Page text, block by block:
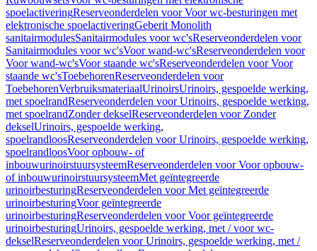
spoelactiveringReserveonderdelen voor Voor wc-besturingen met
elektronische spoelactiveringGeberit Monolith
sanitairmodulesSanitairmodules voor wc'sReserveonderdelen voor
Sanitairmodules voor wc'sVoor wand-wc'sReserveonderdelen voor
Voor wand-wc'sVoor staande wc'sReserveonderdelen voor Voor
staande wc'sToebehorenReserveonderdelen voor
ToebehorenVerbruiksmateriaalUrinoirsUrinoirs, gespoelde werking,
met spoelrandReserveonderdelen voor Urinoirs, gespoelde werking,
met spoelrandZonder dekselReserveonderdelen voor Zonder
dekselUrinoirs, gespoelde werking,
spoelrandloosReserveonderdelen voor Urinoirs, gespoelde werking,
spoelrandloosVoor opbouw- of
inbouwurinoirstuursysteemReserveonderdelen voor Voor opbouw-
of inbouwurinoirstuursysteemMet geïntegreerde
urinoirbesturingReserveonderdelen voor Met geïntegreerde
urinoirbesturingVoor geïntegreerde
urinoirbesturingReserveonderdelen voor Voor geïntegreerde
urinoirbesturingUrinoirs, gespoelde werking, met / voor wc-
dekselReserveonderdelen voor Urinoirs, gespoelde werking, met /